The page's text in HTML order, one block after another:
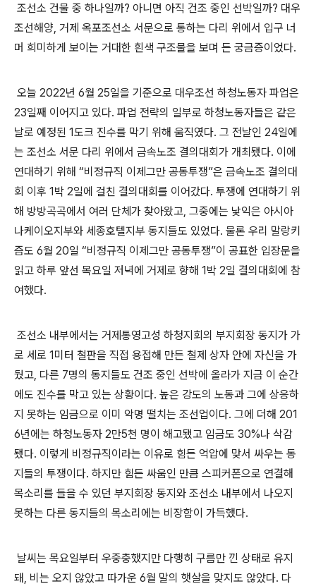
조선소 건물 중 하나일까? 아니면 아직 건조 중인 선박일까? 대우
조선해양, 거제 옥포조선소 서문으로 통하는 다리 위에서 입구 너
머 희미하게 보이는 거대한 흰색 구조물을 보며 든 궁금증이었다.
오늘 2022년 6월 25일을 기준으로 대우조선 하청노동자 파업은
23일째 이어지고 있다. 파업 전략의 일부로 하청노동자들은 같은
날로 예정된 1도크 진수를 막기 위해 움직였다. 그 전날인 24일에
는 조선소 서문 다리 위에서 금속노조 결의대회가 개최됐다. 이에
연대하기 위해 “비정규직 이제그만 공동투쟁”은 금속노조 결의대
회 이후 1 박 2일에 걸친 결의대회를 이어갔다. 투쟁에 연대하기 위
해 방방곡곡에서 여러 단체가 찾아왔고, 그중에는 낯익은 아시아
나케이오지부와 세종호텔지부 동지들도 있었다. 물론 우리 말랑키
즘도 6월 20일 “비정규직 이제그만 공동투쟁”이 공표한 입장문을
읽고 하루 앞선 목요일 저녁에 거제로 향해 1 박 2일 결의대회에 참
여했다.
조선소 내부에서는 거제통영고성 하청지회의 부지회장 동지가 가
로 세로 1 미터 철판을 직접 용접해 만든 철제 상자 안에 자신을 가
뒀고, 다른 7명의 동지들도 건조 중인 선박에 올라가 지금 이 순간
에도 진수를 막고 있는 상황이다. 높은 강도의 노동과 그에 상응하
지 못하는 임금으로 이미 악명 떨치는 조선업이다. 그에 더해 201
6년에는 하청노동자 2만5천 명이 해고됐고 임금도 30%나 삭감
됐다. 이렇게 비정규직이라는 이유로 힘든 억압에 맞서 싸우는 동
지들의 투쟁이다. 하지만 힘든 싸움인 만큼 스피커폰으로 연결해
목소리를 들을 수 있던 부지회장 동지와 조선소 내부에서 나오지
못하는 다른 동지들의 목소리에는 비장함이 가득했다.
날씨는 목요일부터 우중충했지만 다행히 구름만 낀 상태로 유지
돼 , 비는 오지 않았고 따가운 6월 말의 햇살을 맞지도 않았다. 다